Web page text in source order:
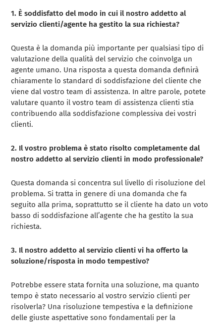
1. È soddisfatto del modo in cui il nostro addetto al
servizio clienti/agente ha gestito la sua richiesta?
Questa è la domanda più importante per qualsiasi tipo di
valutazione della qualità del servizio che coinvolga un
agente umano. Una risposta a questa domanda definirà
chiaramente lo standard di soddisfazione del cliente che
viene dal vostro team di assistenza. In altre parole, potete
valutare quanto il vostro team di assistenza clienti stia
contribuendo alla soddisfazione complessiva dei vostri
clienti.
2. Il vostro problema è stato risolto completamente dal
nostro addetto al servizio clienti in modo professionale?
Questa domanda si concentra sul livello di risoluzione del
problema. Si tratta in genere di una domanda che fa
seguito alla prima, soprattutto se il cliente ha dato un voto
basso di soddisfazione all’agente che ha gestito la sua
richiesta.
3. Il nostro addetto al servizio clienti vi ha offerto la
soluzione/risposta in modo tempestivo?
Potrebbe essere stata fornita una soluzione, ma quanto
tempo è stato necessario al vostro servizio clienti per
risolverla? Una risoluzione tempestiva e la definizione
delle giuste aspettative sono fondamentali per la